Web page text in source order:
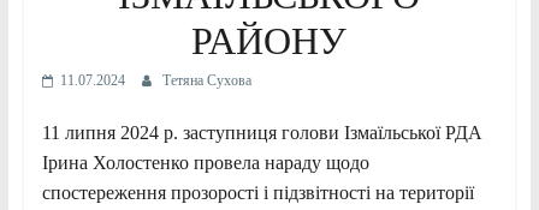
РАЙОНУ
11.07.2024 Тетяна Сухова
11 липня 2024 р. заступниця голови Ізмаїльської РДА
Ірина Холостенко провела нараду щодо
спостереження прозорості і підзвітності на території